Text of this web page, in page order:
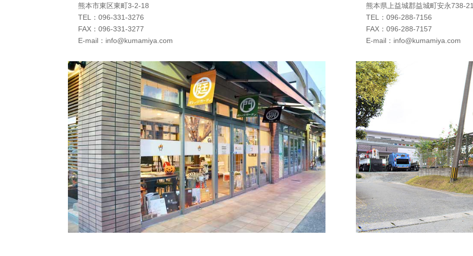
熊本市東区東町3-2-18
TEL：096-331-3276
FAX：096-331-3277
E-mail：info@kumamiya.com
熊本県上益城郡益城町安永738-21
TEL：096-288-7156
FAX：096-288-7157
E-mail：info@kumamiya.com